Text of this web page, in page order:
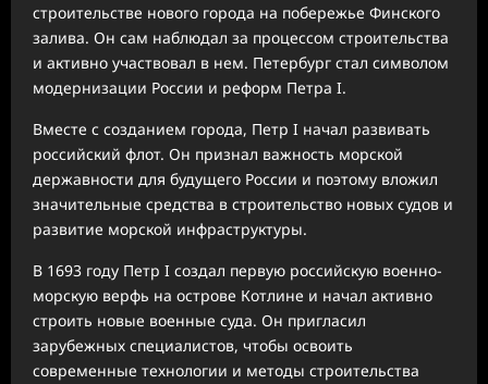
строительстве нового города на побережье Финского
залива. Он сам наблюдал за процессом строительства
и активно участвовал в нем. Петербург стал символом
модернизации России и реформ Петра I.
Вместе с созданием города, Петр I начал развивать
российский флот. Он признал важность морской
державности для будущего России и поэтому вложил
значительные средства в строительство новых судов и
развитие морской инфраструктуры.
В 1693 году Петр I создал первую российскую военно-
морскую верфь на острове Котлине и начал активно
строить новые военные суда. Он пригласил
зарубежных специалистов, чтобы освоить
современные технологии и методы строительства